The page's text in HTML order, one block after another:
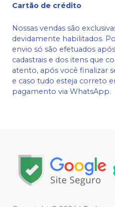
Cartão de crédito
Nossas vendas são
devidamente habilitados.
envio só são efetuados
cadastrais e dos itens que
atento, após você finalizar
e caso tudo esteja correto
pagamento via WhatsApp.